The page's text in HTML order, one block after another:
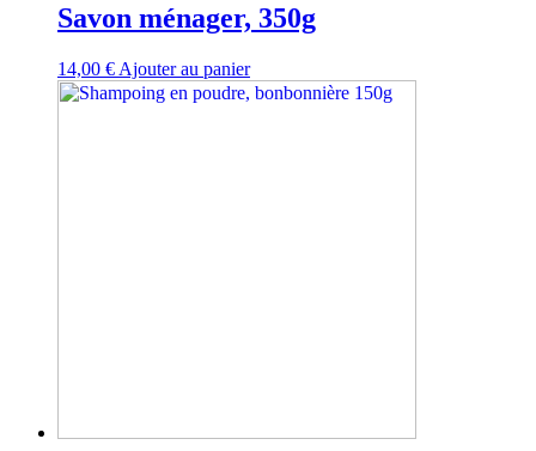
Savon ménager, 350g
14,00 € Ajouter au panier